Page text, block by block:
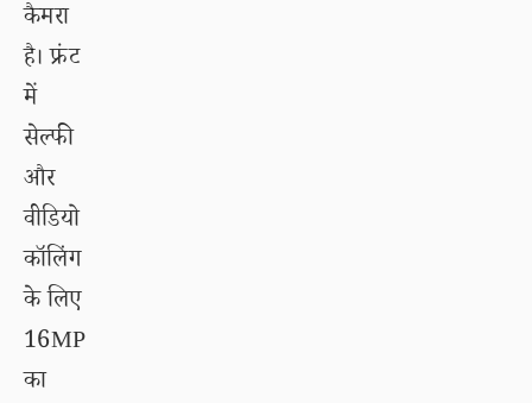
कैमरा
है। फ्रंट
में
सेल्फी
और
वीडियो
कॉलिंग
के लिए
16MP
का